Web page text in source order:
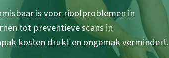
is voor rioolproblemen in
tot preventieve scans in
kosten drukt en ongemak vermindert.